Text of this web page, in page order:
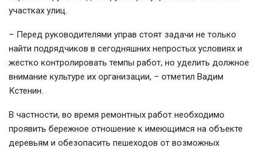
участках улиц.
– Перед руководителями управ стоят задачи не только
найти подрядчиков в сегодняшних непростых условиях и
жестко контролировать темпы работ, но уделить должное
внимание культуре их организации, – отметил Вадим
Кстенин.
В частности, во время ремонтных работ необходимо
проявить бережное отношение к имеющимся на объекте
деревьям и обезопасить пешеходов от возможных